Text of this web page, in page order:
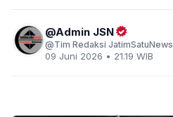
Admin JSN
Tim Redaksi JatimSatuNews
09 Juni 2026 • 21.19 WIB